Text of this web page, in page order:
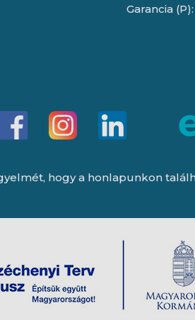
Garancia (P):
hogy a honlapunkon